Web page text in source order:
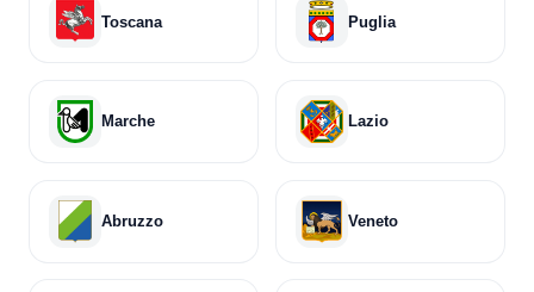
Toscana Puglia
Marche Lazio
Abruzzo Veneto